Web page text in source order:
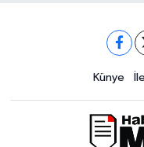
Künye